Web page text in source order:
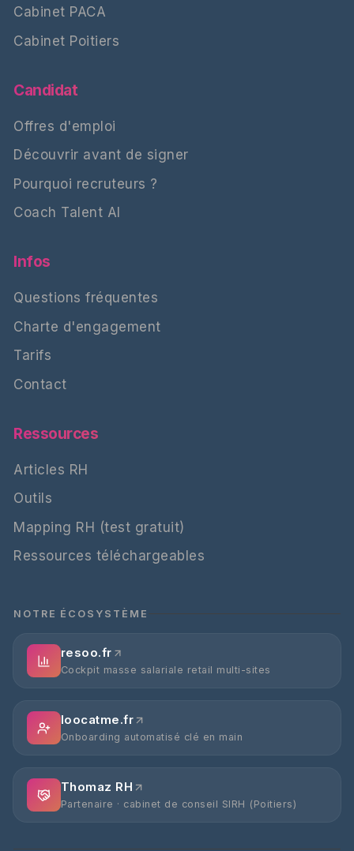
Cabinet PACA
Cabinet Poitiers
Candidat
Offres d'emploi
Découvrir avant de signer
Pourquoi recruteurs ?
Coach Talent AI
Infos
Questions fréquentes
Charte d'engagement
Tarifs
Contact
Ressources
Articles RH
Outils
Mapping RH (test gratuit)
Ressources téléchargeables
NOTRE ÉCOSYSTÈME
resoo.fr
Cockpit masse salariale retail multi-sites
loocatme.fr
Onboarding automatisé clé en main
Thomaz RH
Partenaire · cabinet de conseil SIRH (Poitiers)